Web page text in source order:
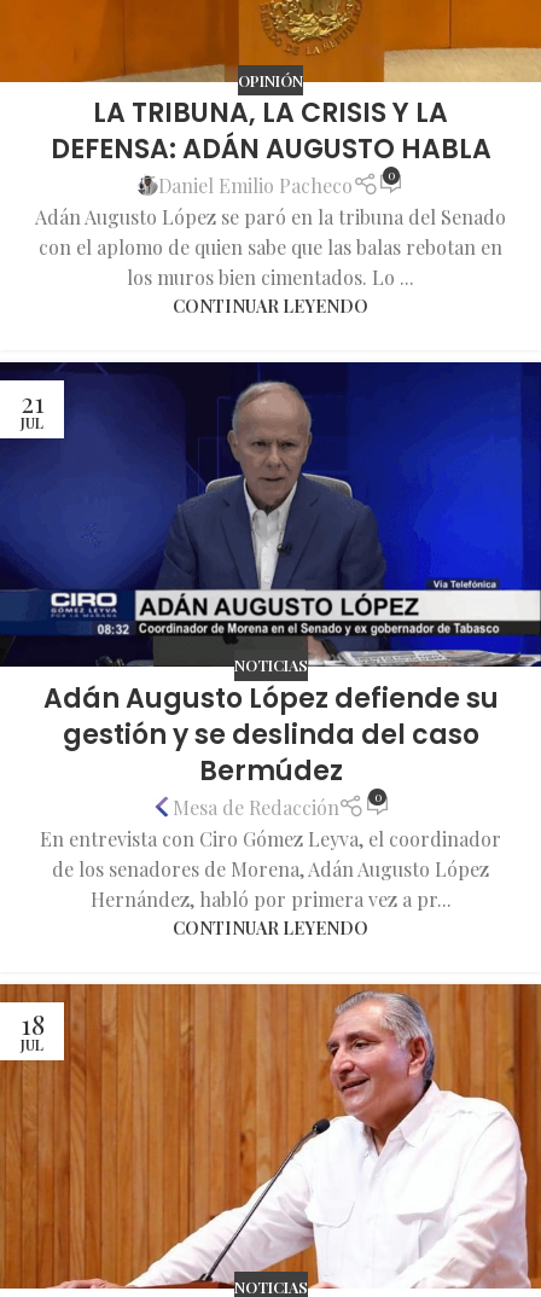
OPINIÓN
LA TRIBUNA, LA CRISIS Y LA
DEFENSA: ADÁN AUGUSTO HABLA
Daniel Emilio Pacheco 0
Adán Augusto López se paró en la tribuna del Senado
con el aplomo de quien sabe que las balas rebotan en
los muros bien cimentados. Lo ...
CONTINUAR LEYENDO
21
JUL
NOTICIAS
Adán Augusto López defiende su
gestión y se deslinda del caso
Bermúdez
Mesa de Redacción 0
En entrevista con Ciro Gómez Leyva, el coordinador
de los senadores de Morena, Adán Augusto López
Hernández, habló por primera vez a pr...
CONTINUAR LEYENDO
18
JUL
NOTICIAS